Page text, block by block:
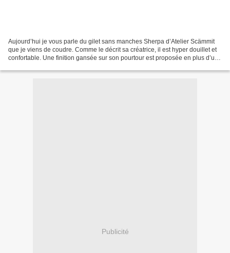
Aujourd’hui je vous parle du gilet sans manches Sherpa d’Atelier Scämmit
que je viens de coudre. Comme le décrit sa créatrice, il est hyper douillet et
confortable. Une finition gansée sur son pourtour est proposée en plus d’une
Publicité